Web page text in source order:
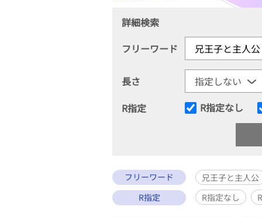
詳細検索
フリーワード
長さ
R指定
R指定なし
フリーワード
兄王子と主人公
R指定
R指定なし